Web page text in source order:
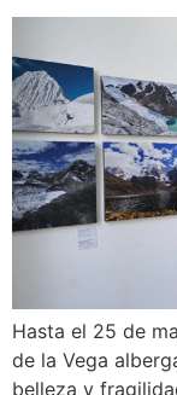
Hasta el 25 de
de la Vega
belleza y